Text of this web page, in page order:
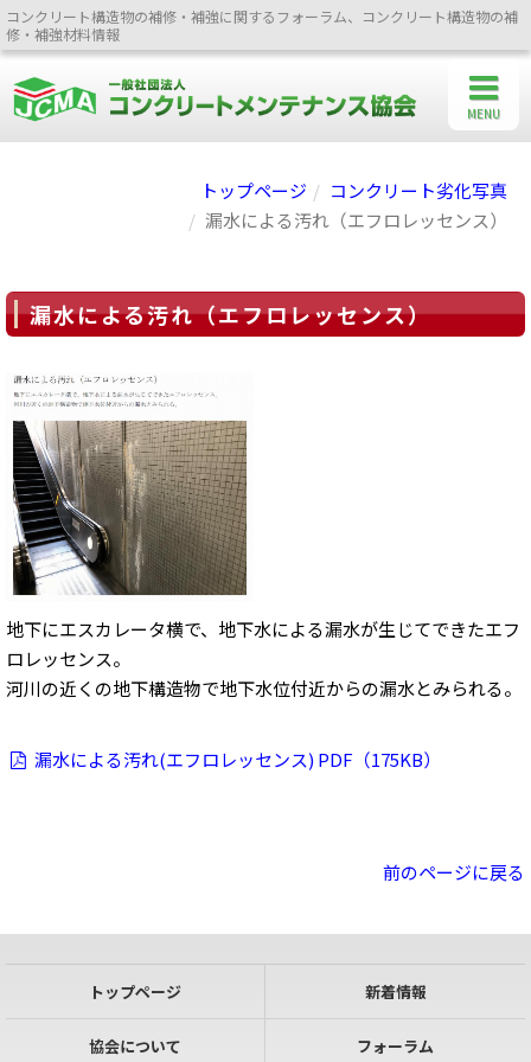
コンクリート構造物の補修・補強に関するフォーラム、コンクリート構造物の補
修・補強材料情報
トップページ
コンクリート劣化写真
漏水による汚れ（エフロレッセンス）
漏水による汚れ（エフロレッセンス）
地下にエスカレータ横で、地下水による漏水が生じてできたエフ
ロレッセンス。
河川の近くの地下構造物で地下水位付近からの漏水とみられる。
漏水による汚れ(エフロレッセンス) PDF（175KB）
前のページに戻る
トップページ 新着情報
協会について フォーラム
MENU